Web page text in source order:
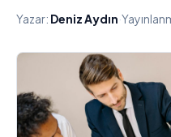
Yazar: Deniz Aydın·